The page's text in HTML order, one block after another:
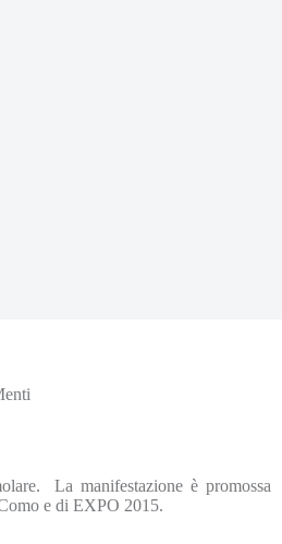
La manifestazione è promossa
e di EXPO 2015.